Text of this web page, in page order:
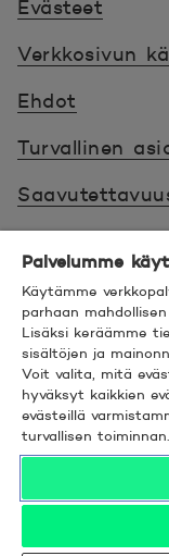
Evästeet
Verkkosivun
Ehdot
Turvallinen
© 2026 POP
ESPOO
Seuraa
AvautuuAvautuu
Palvelumme
Käytämme
parhaan
Lisäksi keräämme
sisältöjen ja
Voit valita, mitä
hyväksyt kaikkien
evästeillä
turvallisen toiminnan.